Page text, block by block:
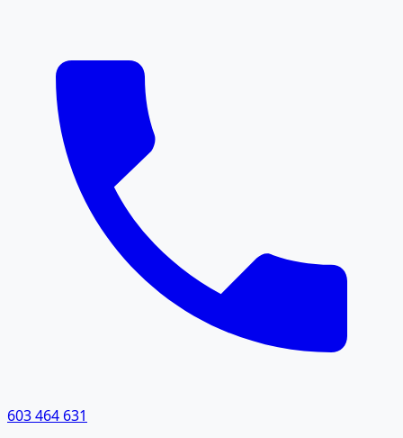
603 464 631